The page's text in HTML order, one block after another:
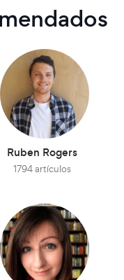
Ruben Rogers
1794 artículos